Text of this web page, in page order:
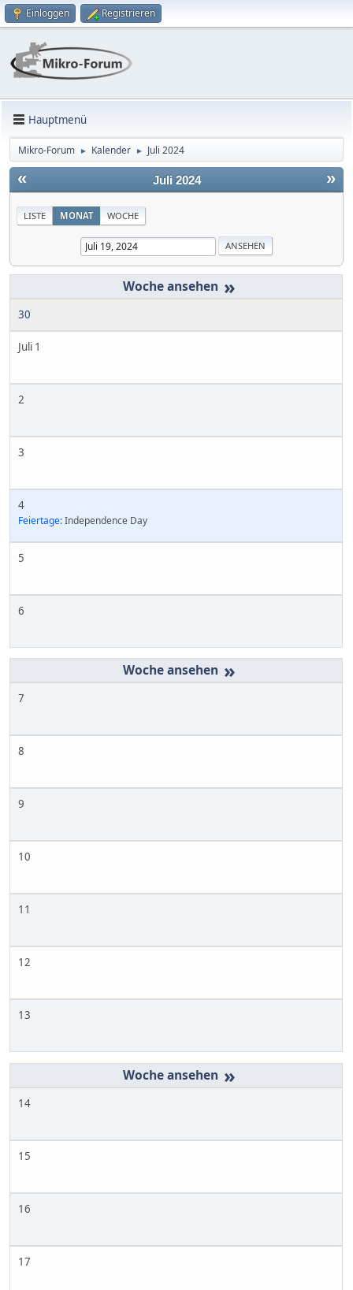
Einloggen Registrieren
Hauptmenü
Mikro-Forum ► Kalender ► Juli 2024
« »
Juli 2024
LISTE MONAT WOCHE
»
30
Juli 1
2
3
4
Feiertage:Independence Day
5
6
»
7
8
9
10
11
12
13
»
14
15
16
17